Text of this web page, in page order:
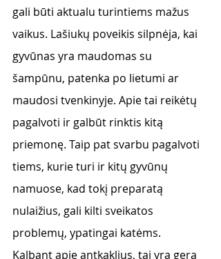
gali būti aktualu turintiems mažus
vaikus. Lašiukų poveikis silpnėja, kai
gyvūnas yra maudomas su
šampūnu, patenka po lietumi ar
maudosi tvenkinyje. Apie tai reikėtų
pagalvoti ir galbūt rinktis kitą
priemonę. Taip pat svarbu pagalvoti
tiems, kurie turi ir kitų gyvūnų
namuose, kad tokį preparatą
nulaižius, gali kilti sveikatos
problemų, ypatingai katėms.
Kalbant apie antkaklius, tai yra gera